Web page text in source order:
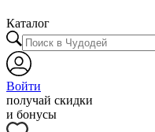
Каталог
Войти
получай скидки
и бонусы